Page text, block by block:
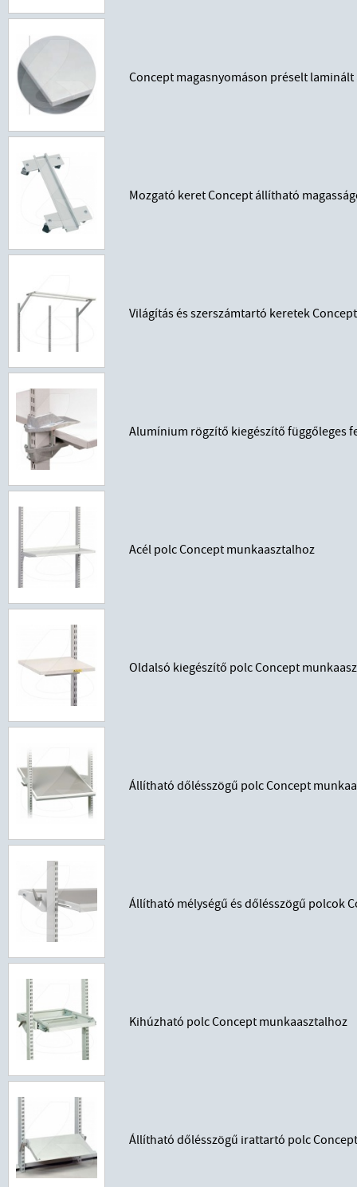
Concept magasnyomáson préselt
Mozgató keret Concept állítható
Világítás és szerszámtartó keretek
Alumínium rögzítő kiegészítő függőleges
Acél polc Concept munkaasztalhoz
Oldalsó kiegészítő polc Concept
Állítható dőlésszögű polc Concept
Állítható mélységű és dőlésszögű polcok
Kihúzható polc Concept munkaasztalhoz
Állítható dőlésszögű irattartó polc